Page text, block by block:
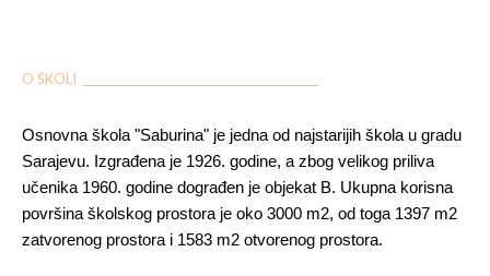
O ŠKOLI ___________________________________________
Osnovna škola "Saburina" je jedna od najstarijih škola u gradu
Sarajevu. Izgrađena je 1926. godine, a zbog velikog priliva
učenika 1960. godine dograđen je objekat B. Ukupna korisna
površina školskog prostora je oko 3000 m2, od toga 1397 m2
zatvorenog prostora i 1583 m2 otvorenog prostora.